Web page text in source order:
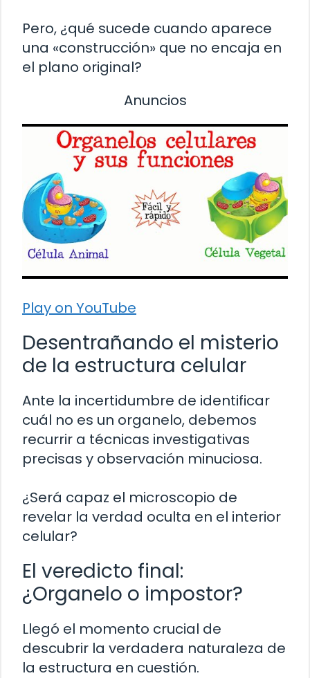
Pero, ¿qué sucede cuando aparece
una «construcción» que no encaja en
el plano original?
Anuncios
Play on YouTube
Desentrañando el misterio
de la estructura celular
Ante la incertidumbre de identificar
cuál no es un organelo, debemos
recurrir a técnicas investigativas
precisas y observación minuciosa.
¿Será capaz el microscopio de
revelar la verdad oculta en el interior
celular?
El veredicto final:
¿Organelo o impostor?
Llegó el momento crucial de
descubrir la verdadera naturaleza de
la estructura en cuestión.